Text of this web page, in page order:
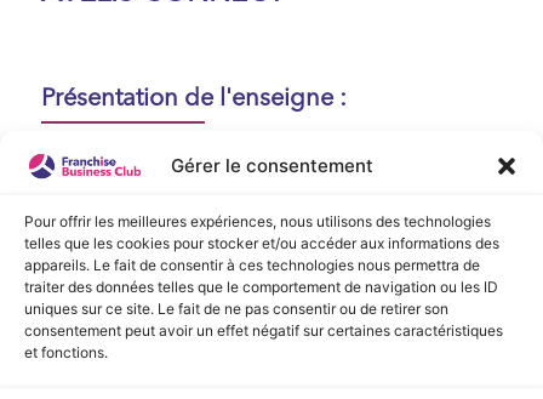
Gérer le consentement
Pour offrir les meilleures expériences, nous utilisons des technologies
telles que les cookies pour stocker et/ou accéder aux informations des
appareils. Le fait de consentir à ces technologies nous permettra de
traiter des données telles que le comportement de navigation ou les ID
uniques sur ce site. Le fait de ne pas consentir ou de retirer son
consentement peut avoir un effet négatif sur certaines caractéristiques
et fonctions.
Présentation de l'enseigne :
Aucune présentation n'est disponible
actuellement !
Vidéo de Présentation
Aucune vidéo disponible.